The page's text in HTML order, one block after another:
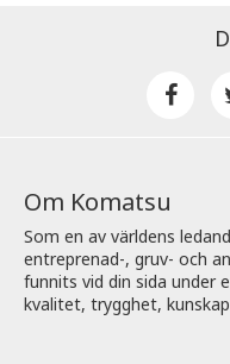
Om Komatsu
Som en av världens
entreprenad-, gruv- och
funnits vid din sida under
kvalitet, trygghet,